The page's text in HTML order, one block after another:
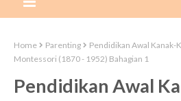
Home Parenting
Pendidikan Awal Kanak-
Montessori (1870 - 1952) Bahagian 1
Pendidikan Awal